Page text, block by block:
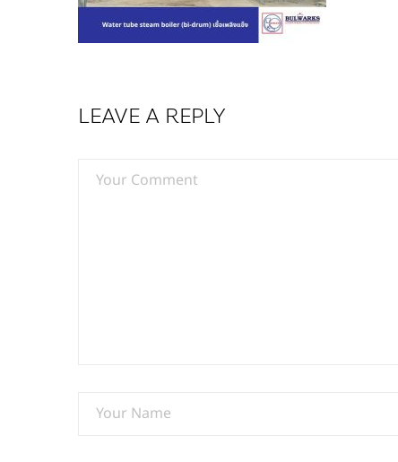
LEAVE A REPLY